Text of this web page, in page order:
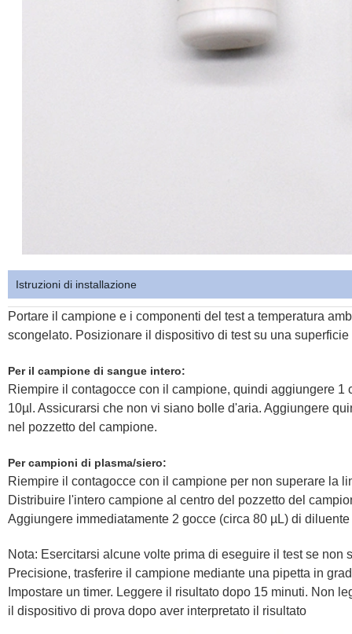
Istruzioni di installazione
Portare il campione e i componenti del test a temperatura
scongelato. Posizionare il dispositivo di test su una
Per il campione di sangue intero:
Riempire il contagocce con il campione, quindi aggiungere
10µl. Assicurarsi che non vi siano bolle d'aria. Aggiungere
nel pozzetto del campione.
Per campioni di plasma/siero:
Riempire il contagocce con il campione per non superare la
Distribuire l'intero campione al centro del pozzetto del
Aggiungere immediatamente 2 gocce (circa 80 µL) di
Nota: Esercitarsi alcune volte prima di eseguire il test se
Precisione, trasferire il campione mediante una pipetta in
Impostare un timer. Leggere il risultato dopo 15 minuti. Non
il dispositivo di prova dopo aver interpretato il risultato